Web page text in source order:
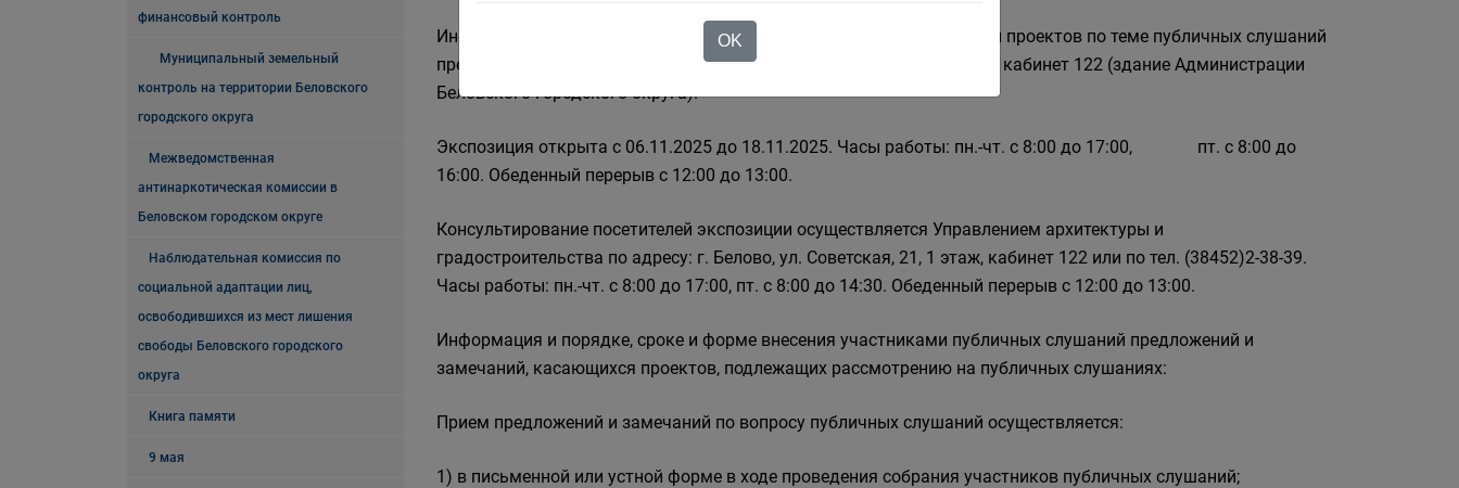
финансовый контроль
Муниципальный земельный
контроль на территории Беловского
городского округа
Межведомственная
антинаркотическая комиссии в
Беловском городском округе
Наблюдательная комиссия по
социальной адаптации лиц,
освободившихся из мест лишения
свободы Беловского городского
округа
Книга памяти
9 мая
Информационные материалы, журнал учета посетителей экспозиции проектов по теме публичных слушаний
представлены по адресу: г. Белово, ул. Советская, 21, 1 этаж, кабинет 122 (здание Администрации
Беловского городского округа).
Экспозиция открыта с 06.11.2025 до 18.11.2025. Часы работы: пн.-чт. с 8:00 до 17:00, пт. с 8:00 до
16:00. Обеденный перерыв с 12:00 до 13:00.
Консультирование посетителей экспозиции осуществляется Управлением архитектуры и
градостроительства по адресу: г. Белово, ул. Советская, 21, 1 этаж, кабинет 122 или по тел. (38452)2-38-39.
Часы работы: пн.-чт. с 8:00 до 17:00, пт. с 8:00 до 14:30. Обеденный перерыв с 12:00 до 13:00.
Информация и порядке, сроке и форме внесения участниками публичных слушаний предложений и
замечаний, касающихся проектов, подлежащих рассмотрению на публичных слушаниях:
Прием предложений и замечаний по вопросу публичных слушаний осуществляется:
1) в письменной или устной форме в ходе проведения собрания участников публичных слушаний;
OK